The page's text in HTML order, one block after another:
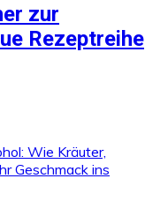
zur
Rezeptreihe